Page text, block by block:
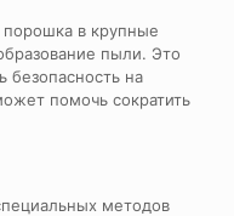
порошка в крупные
пыли. Это
безопасность на
помочь сократить
методов